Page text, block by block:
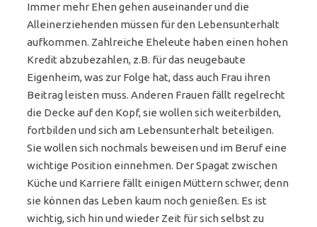
Immer mehr Ehen gehen auseinander und die
Alleinerziehenden müssen für den Lebensunterhalt
aufkommen. Zahlreiche Eheleute haben einen hohen
Kredit abzubezahlen, z.B. für das neugebaute
Eigenheim, was zur Folge hat, dass auch Frau ihren
Beitrag leisten muss. Anderen Frauen fällt regelrecht
die Decke auf den Kopf, sie wollen sich weiterbilden,
fortbilden und sich am Lebensunterhalt beteiligen.
Sie wollen sich nochmals beweisen und im Beruf eine
wichtige Position einnehmen. Der Spagat zwischen
Küche und Karriere fällt einigen Müttern schwer, denn
sie können das Leben kaum noch genießen. Es ist
wichtig, sich hin und wieder Zeit für sich selbst zu